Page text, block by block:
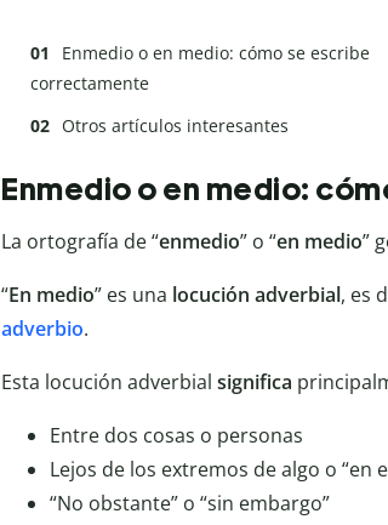
Enmedio o en medio: cómo se escribe
correctamente
Otros artículos interesantes
Enmedio o en medio:
La ortografía de “enmedio” o “en medio”
“En medio” es una locución adverbial, es
adverbio.
Esta locución adverbial significa
Entre dos cosas o personas
Lejos de los extremos de algo o “en
“No obstante” o “sin embargo”